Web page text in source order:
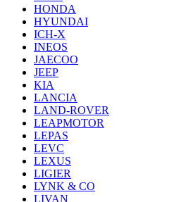
HONDA
HYUNDAI
ICH-X
INEOS
JAECOO
JEEP
KIA
LANCIA
LAND-ROVER
LEAPMOTOR
LEPAS
LEVC
LEXUS
LIGIER
LYNK & CO
LIVAN